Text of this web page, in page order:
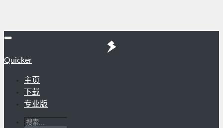
Quicker
主页
下载
专业版